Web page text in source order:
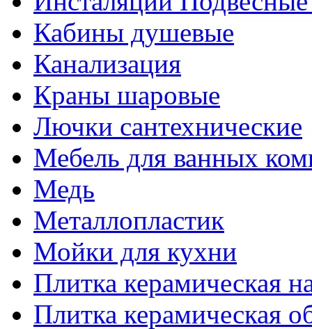
Кабины душевые
Канализация
Краны шаровые
Лючки сантехнические
Мебель для ванных
Медь
Металлопластик
Мойки для кухни
Плитка керамическая
Плитка керамическая